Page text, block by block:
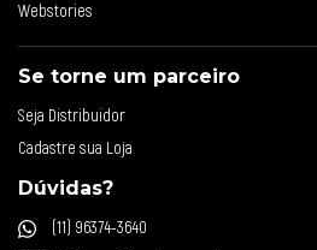
Webstories
Se torne um parceiro
Seja Distribuidor
Cadastre sua Loja
Dúvidas?
(11) 96374-3640